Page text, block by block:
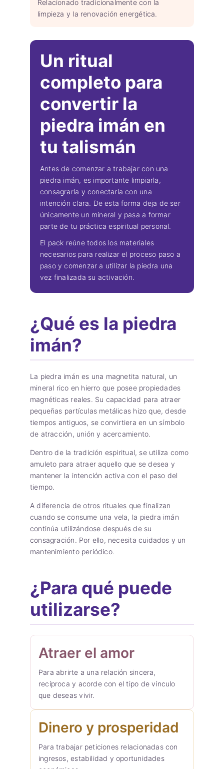
Relacionado tradicionalmente con la
limpieza y la renovación energética.
Un ritual
completo para
convertir la
piedra imán en
tu talismán
Antes de comenzar a trabajar con una
piedra imán, es importante limpiarla,
consagrarla y conectarla con una
intención clara. De esta forma deja de ser
únicamente un mineral y pasa a formar
parte de tu práctica espiritual personal.
El pack reúne todos los materiales
necesarios para realizar el proceso paso a
paso y comenzar a utilizar la piedra una
vez finalizada su activación.
¿Qué es la piedra
imán?
La piedra imán es una magnetita natural, un
mineral rico en hierro que posee propiedades
magnéticas reales. Su capacidad para atraer
pequeñas partículas metálicas hizo que, desde
tiempos antiguos, se convirtiera en un símbolo
de atracción, unión y acercamiento.
Dentro de la tradición espiritual, se utiliza como
amuleto para atraer aquello que se desea y
mantener la intención activa con el paso del
tiempo.
A diferencia de otros rituales que finalizan
cuando se consume una vela, la piedra imán
continúa utilizándose después de su
consagración. Por ello, necesita cuidados y un
mantenimiento periódico.
¿Para qué puede
utilizarse?
Atraer el amor
Para abrirte a una relación sincera,
recíproca y acorde con el tipo de vínculo
que deseas vivir.
Dinero y prosperidad
Para trabajar peticiones relacionadas con
ingresos, estabilidad y oportunidades